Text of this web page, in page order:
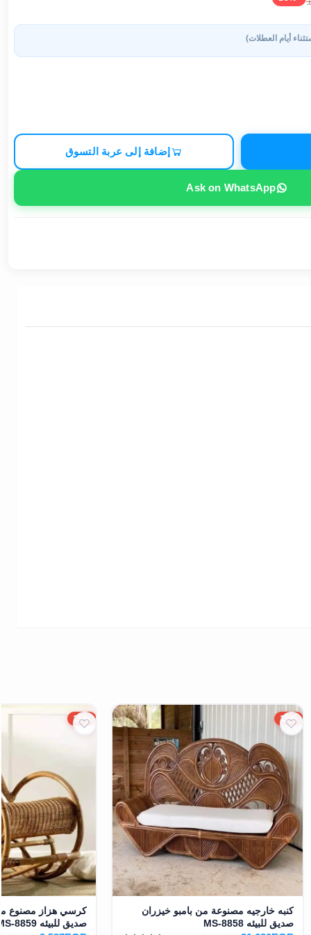
أيام العطلات)
إضافة إلى عربة التسوق
Ask on WhatsApp
15%
كنبه خارجيه مصنوعة من بامبو خيزران
صديق للبيئه MS-8858
15%
كرسي هزاز مصنوع
صديق للبيئه MS-8859